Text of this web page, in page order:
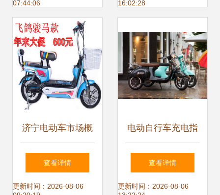
行选择
07:44:06
16:02:28
济宁电动车市场概
览 价格、图片、批
发采购与厂家供应
查看详情
更新时间：2026-08-06
电动自行车充电指
南 高效、安全、延
长电池寿命的秘诀
查看详情
更新时间：2026-08-06